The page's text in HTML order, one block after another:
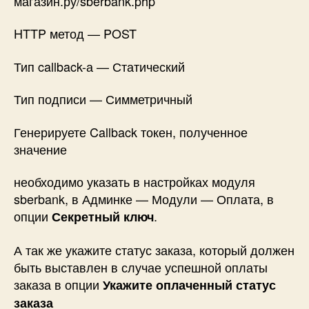
HTTP метод — POST
Тип callback-а — Статический
Тип подписи — Симметричный
Генерируете Callback токен, полученное
значение
необходимо указать в настройках модуля
sberbank, в Админке — Модули — Оплата, в
опции Секретный ключ.
А так же укажите статус заказа, который должен
быть выставлен в случае успешной оплаты
заказа в опции Укажите оплаченный статус
заказа